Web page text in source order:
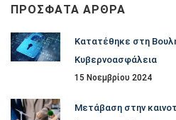
ΠΡΌΣΦΑΤΑ ΆΡΘΡΑ
Κατατέθηκε στη
Κυβερνοασφάλεια
15 Νοεμβρίου 2024
Μετάβαση στην